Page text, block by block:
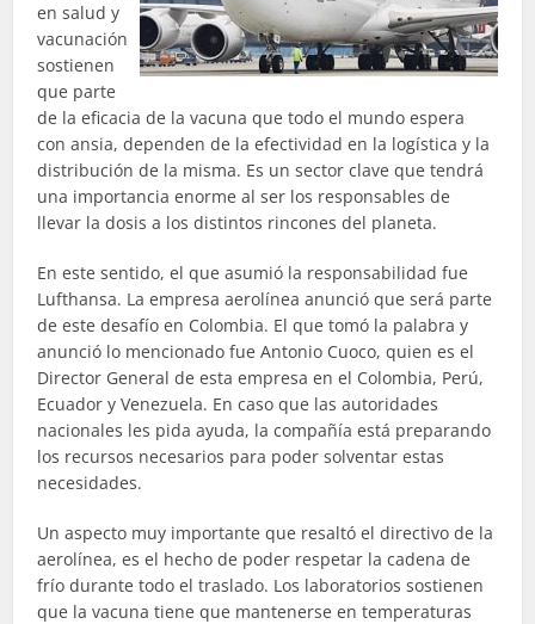
en salud y
vacunación
sostienen
que parte
de la eficacia de la vacuna que todo el mundo espera
con ansia, dependen de la efectividad en la logística y la
distribución de la misma. Es un sector clave que tendrá
una importancia enorme al ser los responsables de
llevar la dosis a los distintos rincones del planeta.
En este sentido, el que asumió la responsabilidad fue
Lufthansa. La empresa aerolínea anunció que será parte
de este desafío en Colombia. El que tomó la palabra y
anunció lo mencionado fue Antonio Cuoco, quien es el
Director General de esta empresa en el Colombia, Perú,
Ecuador y Venezuela. En caso que las autoridades
nacionales les pida ayuda, la compañía está preparando
los recursos necesarios para poder solventar estas
necesidades.
Un aspecto muy importante que resaltó el directivo de la
aerolínea, es el hecho de poder respetar la cadena de
frío durante todo el traslado. Los laboratorios sostienen
que la vacuna tiene que mantenerse en temperaturas